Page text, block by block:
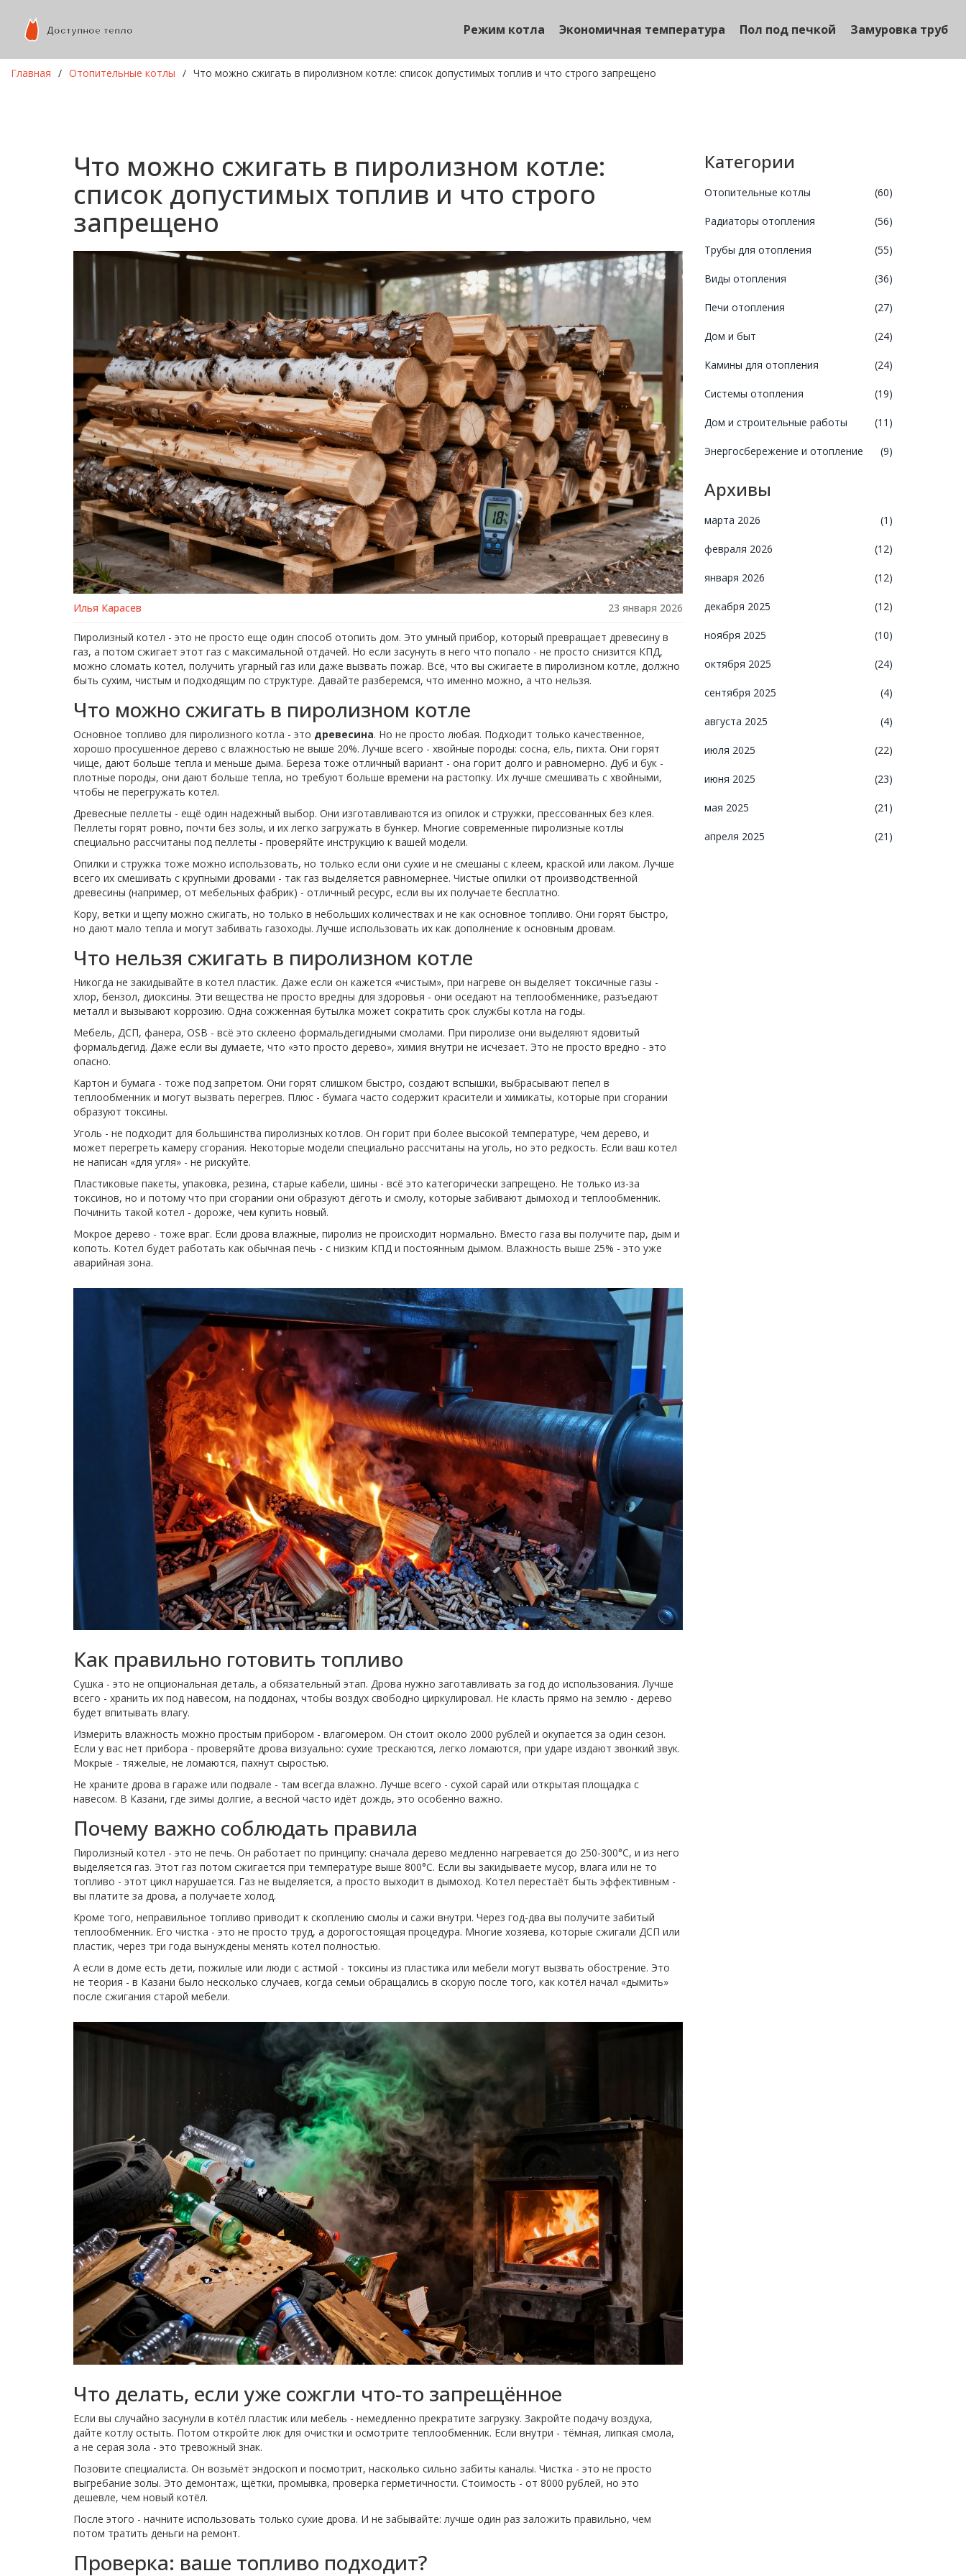
Режим котла Экономичная температура Пол под печкой Замуровка труб
Главная Отопительные котлы Что можно сжигать в пиролизном котле: список допустимых топлив и что строго запрещено
Что можно сжигать в пиролизном котле:
список допустимых топлив и что строго
запрещено
Илья Карасев 23 января 2026
Пиролизный котел - это не просто еще один способ отопить дом. Это умный прибор, который превращает древесину в
газ, а потом сжигает этот газ с максимальной отдачей. Но если засунуть в него что попало - не просто снизится КПД,
можно сломать котел, получить угарный газ или даже вызвать пожар. Всё, что вы сжигаете в пиролизном котле, должно
быть сухим, чистым и подходящим по структуре. Давайте разберемся, что именно можно, а что нельзя.
Что можно сжигать в пиролизном котле
Основное топливо для пиролизного котла - это древесина. Но не просто любая. Подходит только качественное,
хорошо просушенное дерево с влажностью не выше 20%. Лучше всего - хвойные породы: сосна, ель, пихта. Они горят
чище, дают больше тепла и меньше дыма. Береза тоже отличный вариант - она горит долго и равномерно. Дуб и бук -
плотные породы, они дают больше тепла, но требуют больше времени на растопку. Их лучше смешивать с хвойными,
чтобы не перегружать котел.
Древесные пеллеты - ещё один надежный выбор. Они изготавливаются из опилок и стружки, прессованных без клея.
Пеллеты горят ровно, почти без золы, и их легко загружать в бункер. Многие современные пиролизные котлы
специально рассчитаны под пеллеты - проверяйте инструкцию к вашей модели.
Опилки и стружка тоже можно использовать, но только если они сухие и не смешаны с клеем, краской или лаком. Лучше
всего их смешивать с крупными дровами - так газ выделяется равномернее. Чистые опилки от производственной
древесины (например, от мебельных фабрик) - отличный ресурс, если вы их получаете бесплатно.
Кору, ветки и щепу можно сжигать, но только в небольших количествах и не как основное топливо. Они горят быстро,
но дают мало тепла и могут забивать газоходы. Лучше использовать их как дополнение к основным дровам.
Что нельзя сжигать в пиролизном котле
Никогда не закидывайте в котел пластик. Даже если он кажется «чистым», при нагреве он выделяет токсичные газы -
хлор, бензол, диоксины. Эти вещества не просто вредны для здоровья - они оседают на теплообменнике, разъедают
металл и вызывают коррозию. Одна сожженная бутылка может сократить срок службы котла на годы.
Мебель, ДСП, фанера, OSB - всё это склеено формальдегидными смолами. При пиролизе они выделяют ядовитый
формальдегид. Даже если вы думаете, что «это просто дерево», химия внутри не исчезает. Это не просто вредно - это
опасно.
Картон и бумага - тоже под запретом. Они горят слишком быстро, создают вспышки, выбрасывают пепел в
теплообменник и могут вызвать перегрев. Плюс - бумага часто содержит красители и химикаты, которые при сгорании
образуют токсины.
Уголь - не подходит для большинства пиролизных котлов. Он горит при более высокой температуре, чем дерево, и
может перегреть камеру сгорания. Некоторые модели специально рассчитаны на уголь, но это редкость. Если ваш котел
не написан «для угля» - не рискуйте.
Пластиковые пакеты, упаковка, резина, старые кабели, шины - всё это категорически запрещено. Не только из-за
токсинов, но и потому что при сгорании они образуют дёготь и смолу, которые забивают дымоход и теплообменник.
Починить такой котел - дороже, чем купить новый.
Мокрое дерево - тоже враг. Если дрова влажные, пиролиз не происходит нормально. Вместо газа вы получите пар, дым и
копоть. Котел будет работать как обычная печь - с низким КПД и постоянным дымом. Влажность выше 25% - это уже
аварийная зона.
Как правильно готовить топливо
Сушка - это не опциональная деталь, а обязательный этап. Дрова нужно заготавливать за год до использования. Лучше
всего - хранить их под навесом, на поддонах, чтобы воздух свободно циркулировал. Не класть прямо на землю - дерево
будет впитывать влагу.
Измерить влажность можно простым прибором - влагомером. Он стоит около 2000 рублей и окупается за один сезон.
Если у вас нет прибора - проверяйте дрова визуально: сухие трескаются, легко ломаются, при ударе издают звонкий звук.
Мокрые - тяжелые, не ломаются, пахнут сыростью.
Не храните дрова в гараже или подвале - там всегда влажно. Лучше всего - сухой сарай или открытая площадка с
навесом. В Казани, где зимы долгие, а весной часто идёт дождь, это особенно важно.
Почему важно соблюдать правила
Пиролизный котел - это не печь. Он работает по принципу: сначала дерево медленно нагревается до 250-300°C, и из него
выделяется газ. Этот газ потом сжигается при температуре выше 800°C. Если вы закидываете мусор, влага или не то
топливо - этот цикл нарушается. Газ не выделяется, а просто выходит в дымоход. Котел перестаёт быть эффективным -
вы платите за дрова, а получаете холод.
Кроме того, неправильное топливо приводит к скоплению смолы и сажи внутри. Через год-два вы получите забитый
теплообменник. Его чистка - это не просто труд, а дорогостоящая процедура. Многие хозяева, которые сжигали ДСП или
пластик, через три года вынуждены менять котел полностью.
А если в доме есть дети, пожилые или люди с астмой - токсины из пластика или мебели могут вызвать обострение. Это
не теория - в Казани было несколько случаев, когда семьи обращались в скорую после того, как котёл начал «дымить»
после сжигания старой мебели.
Что делать, если уже сожгли что-то запрещённое
Если вы случайно засунули в котёл пластик или мебель - немедленно прекратите загрузку. Закройте подачу воздуха,
дайте котлу остыть. Потом откройте люк для очистки и осмотрите теплообменник. Если внутри - тёмная, липкая смола,
а не серая зола - это тревожный знак.
Позовите специалиста. Он возьмёт эндоскоп и посмотрит, насколько сильно забиты каналы. Чистка - это не просто
выгребание золы. Это демонтаж, щётки, промывка, проверка герметичности. Стоимость - от 8000 рублей, но это
дешевле, чем новый котёл.
После этого - начните использовать только сухие дрова. И не забывайте: лучше один раз заложить правильно, чем
потом тратить деньги на ремонт.
Проверка: ваше топливо подходит?
Категории
Отопительные котлы (60)
Радиаторы отопления (56)
Трубы для отопления (55)
Виды отопления (36)
Печи отопления (27)
Дом и быт (24)
Камины для отопления (24)
Системы отопления (19)
Дом и строительные работы (11)
Энергосбережение и отопление (9)
Архивы
марта 2026 (1)
февраля 2026 (12)
января 2026 (12)
декабря 2025 (12)
ноября 2025 (10)
октября 2025 (24)
сентября 2025 (4)
августа 2025 (4)
июля 2025 (22)
июня 2025 (23)
мая 2025 (21)
апреля 2025 (21)